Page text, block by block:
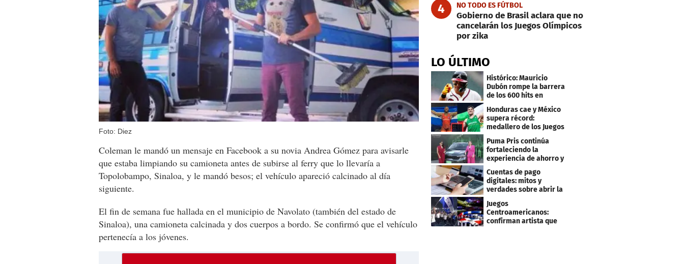
Foto: Diez
Coleman le mandó un mensaje en Facebook a su novia Andrea Gómez para avisarle
que estaba limpiando su camioneta antes de subirse al ferry que lo llevaría a
Topolobampo, Sinaloa, y le mandó besos; el vehículo apareció calcinado al día
siguiente.
El fin de semana fue hallada en el municipio de Navolato (también del estado de
Sinaloa), una camioneta calcinada y dos cuerpos a bordo. Se confirmó que el vehículo
pertenecía a los jóvenes.
4 NO TODO ES FÚTBOL
Gobierno de Brasil aclara que no
cancelarán los Juegos Olímpicos
por zika
LO ÚLTIMO
Histórico: Mauricio
Dubón rompe la barrera
de los 600 hits en
Honduras cae y México
supera récord:
medallero de los Juegos
Centroamericanos
Puma Pris continúa
fortaleciendo la
experiencia de ahorro y
beneficios para sus
clientes
Cuentas de pago
digitales: mitos y
verdades sobre abrir la
Juegos
Centroamericanos:
confirman artista que